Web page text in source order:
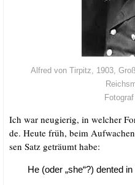
Alfred von Tirpitz, 1903,
Ich war neu­gie­rig, in wel­cher
de. Heu­te früh, beim
sen Satz geträumt habe:
He (oder „she“?) den­ted